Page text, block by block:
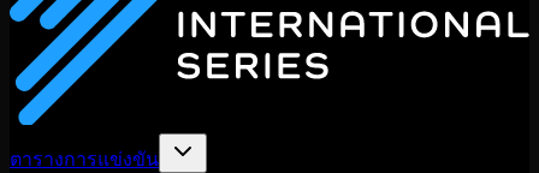
ตารางการแข่งขัน